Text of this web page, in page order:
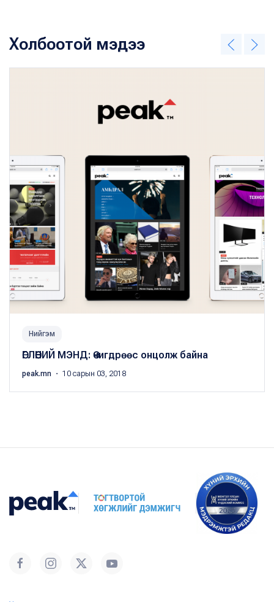
Холбоотой мэдээ
Нийгэм
ӨГЛӨӨНИЙ МЭНД: Өчигдрөөс онцолж байна
peak.mn ・ 10 сарын 03, 2018